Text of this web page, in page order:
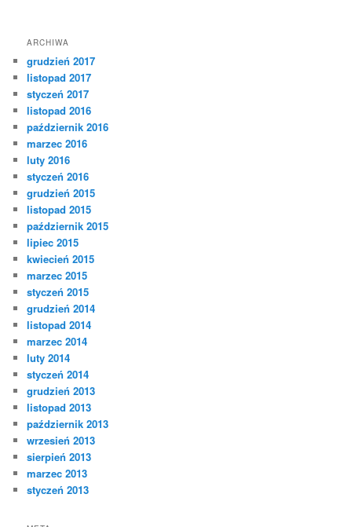
ARCHIWA
grudzień 2017
listopad 2017
styczeń 2017
listopad 2016
październik 2016
marzec 2016
luty 2016
styczeń 2016
grudzień 2015
listopad 2015
październik 2015
lipiec 2015
kwiecień 2015
marzec 2015
styczeń 2015
grudzień 2014
listopad 2014
marzec 2014
luty 2014
styczeń 2014
grudzień 2013
listopad 2013
październik 2013
wrzesień 2013
sierpień 2013
marzec 2013
styczeń 2013